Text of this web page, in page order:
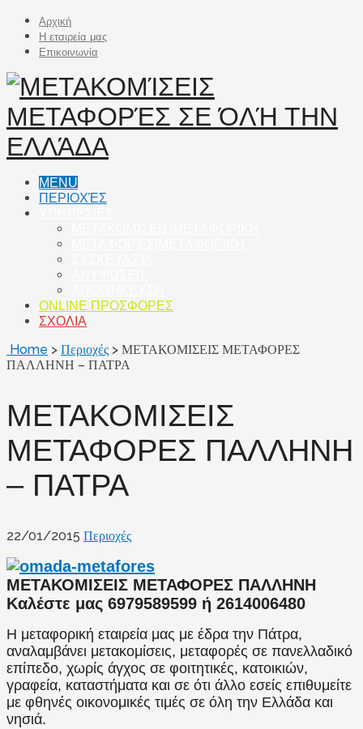
Αρχική
Η εταιρεία μας
Επικοινωνία
MENU
ΠΕΡΙΟΧΈΣ
ONLINE ΠΡΟΣΦΟΡΕΣ
ΣΧΟΛΙΑ
Home > Περιοχές > ΜΕΤΑΚΟΜΙΣΕΙΣ ΜΕΤΑΦΟΡΕΣ
ΠΑΛΛΗΝΗ – ΠΑΤΡΑ
ΜΕΤΑΚΟΜΙΣΕΙΣ
ΜΕΤΑΦΟΡΕΣ ΠΑΛΛΗΝΗ
– ΠΑΤΡΑ
22/01/2015 Περιοχές
ΜΕΤΑΚΟΜΙΣΕΙΣ ΜΕΤΑΦΟΡΕΣ ΠΑΛΛΗΝΗ
Καλέστε μας 6979589599 ή 2614006480
Η μεταφορική εταιρεία μας με έδρα την Πάτρα,
αναλαμβάνει μετακομίσεις, μεταφορές σε πανελλαδικό
επίπεδο, χωρίς άγχος σε φοιτητικές, κατοικιών,
γραφεία, καταστήματα και σε ότι άλλο εσείς επιθυμείτε
με φθηνές οικονομικές τιμές σε όλη την Ελλάδα και
νησιά.